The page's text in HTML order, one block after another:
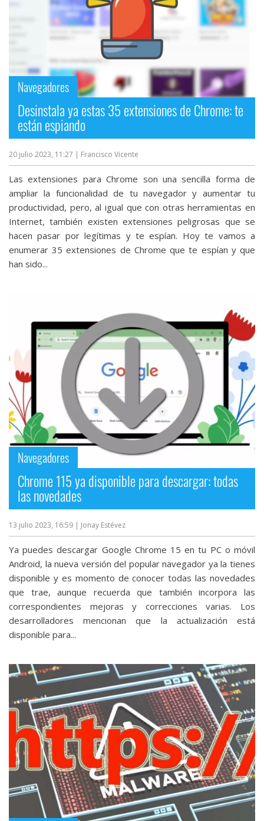
Navegadores
Desinstala ya estas 35 extensiones de Chrome: te
están espiando
20 julio 2023, 11:27 | Francisco Vicente
Las extensiones para Chrome son una sencilla forma de
ampliar la funcionalidad de tu navegador y aumentar tu
productividad, pero, al igual que con otras herramientas en
Internet, también existen extensiones peligrosas que se
hacen pasar por legítimas y te espían. Hoy te vamos a
enumerar 35 extensiones de Chrome que te espían y que
han sido...
Navegadores
Chrome 115 ya disponible para descargar: todas
las novedades
13 julio 2023, 16:59 | Jonay Estévez
Ya puedes descargar Google Chrome 15 en tu PC o móvil
Android, la nueva versión del popular navegador ya la tienes
disponible y es momento de conocer todas las novedades
que trae, aunque recuerda que también incorpora las
correspondientes mejoras y correcciones varias. Los
desarrolladores mencionan que la actualización está
disponible para...